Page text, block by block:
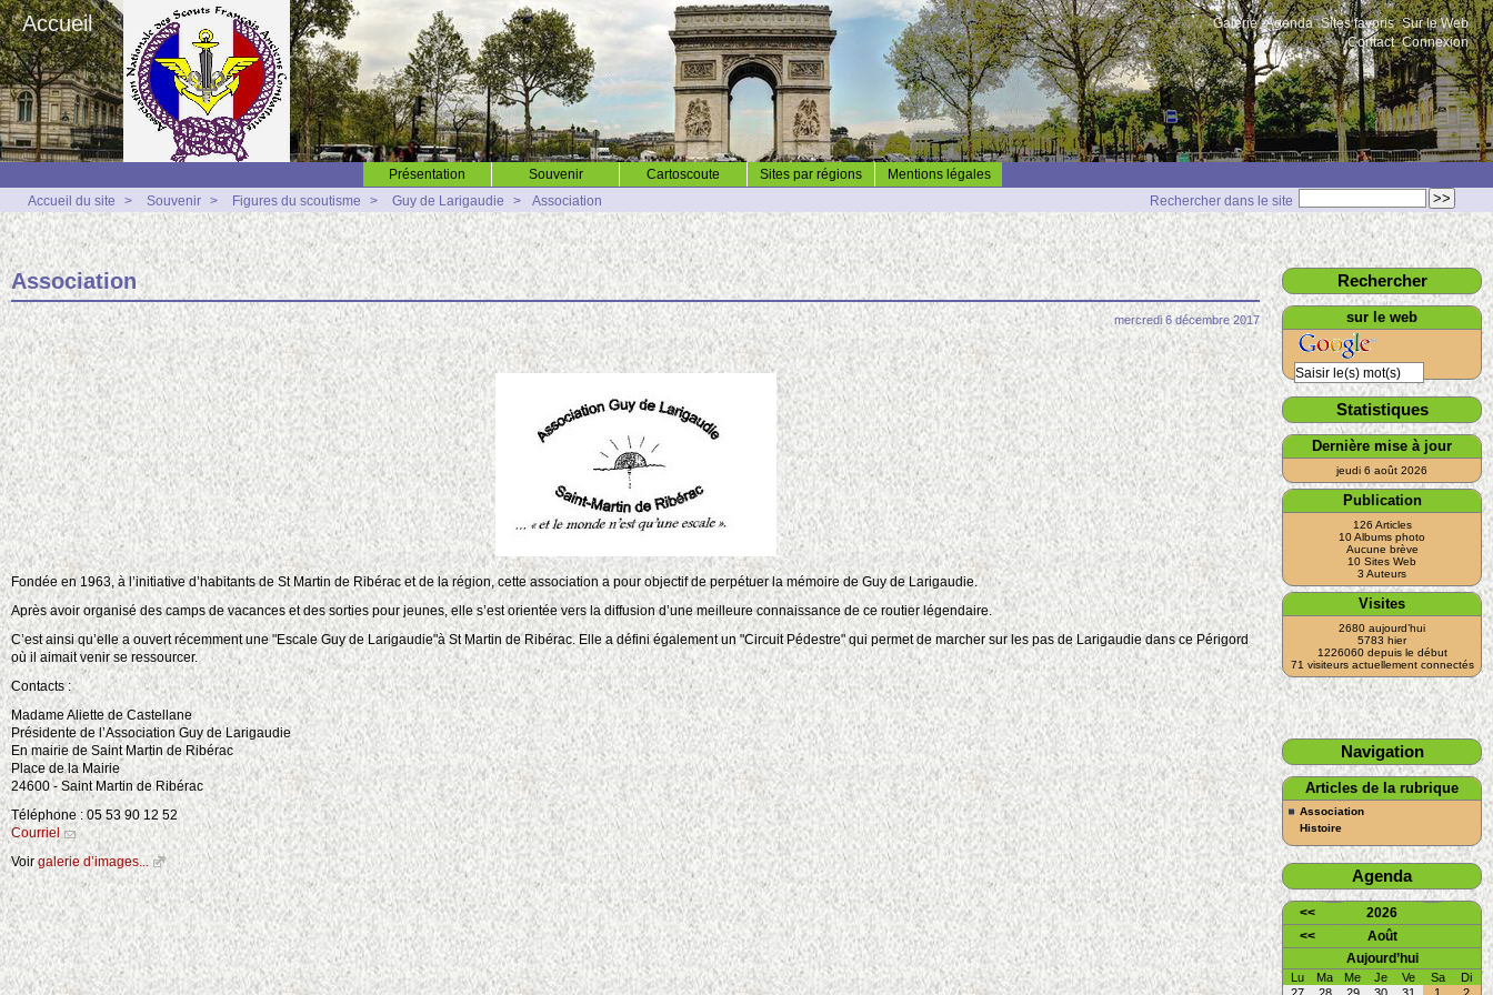
Galerie Agenda Sites favoris Sur le Web
Contact Connexion
Accueil
Présentation Souvenir Cartoscoute Sites par régions
Mentions légales
Rechercher dans le site
Accueil du site > Souvenir > Figures du scoutisme > Guy de Larigaudie > Association
Association
mercredi 6 décembre 2017
Fondée en 1963, à l’initiative d’habitants de St Martin de Ribérac et de la région, cette association a pour objectif de perpétuer la mémoire de Guy de Larigaudie.
Après avoir organisé des camps de vacances et des sorties pour jeunes, elle s’est orientée vers la diffusion d’une meilleure connaissance de ce routier légendaire.
C’est ainsi qu’elle a ouvert récemment une "Escale Guy de Larigaudie"à St Martin de Ribérac. Elle a défini également un "Circuit Pédestre" qui permet de marcher sur les pas de Larigaudie dans ce Périgord
où il aimait venir se ressourcer.
Contacts :
Madame Aliette de Castellane
Présidente de l’Association Guy de Larigaudie
En mairie de Saint Martin de Ribérac
Place de la Mairie
24600 - Saint Martin de Ribérac
Téléphone : 05 53 90 12 52
Courriel
Voirgalerie d’images...
Rechercher
sur le web
Statistiques
Dernière mise à jour
jeudi 6 août 2026
Publication
126 Articles
10 Albums photo
Aucune brève
10 Sites Web
3 Auteurs
Visites
2680 aujourd’hui
5783 hier
1226060 depuis le début
71 visiteurs actuellement connectés
Navigation
Articles de la rubrique
Association
Histoire
Agenda
<<
2026
<<
Août
Aujourd’hui
Lu Ma Me Je Ve Sa
Di